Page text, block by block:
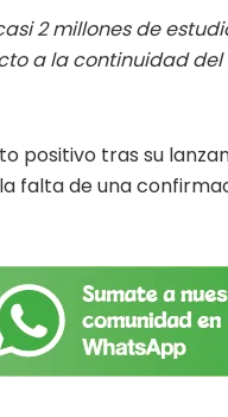
2 millones de
a la continuidad del
positivo tras su
falta de una